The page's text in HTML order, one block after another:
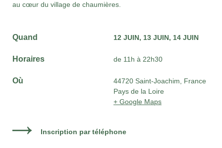
au cœur du village de chaumières.
Quand 12 JUIN 13 JUIN 14 JUIN
Horaires de 11h à 22h30
Où
44720 Saint-Joachim, France
Pays de la Loire
+ Google Maps
Inscription par téléphone